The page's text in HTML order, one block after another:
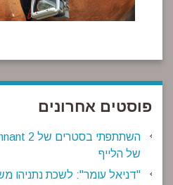
פוסטים אחרונים
של הלייף
"דניאל עומר": לשכת נתניהו